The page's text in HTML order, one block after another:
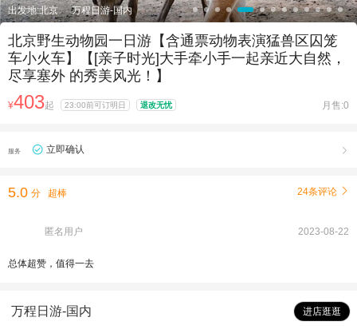
出发地:北京 万程日游-国内
北京野生动物园一日游【含通票动物表演猛兽区囚笼
车小火车】【[亲子时光]大手牵小手一起亲近大自然，
尽享塞外 的秀美风光！】
¥403起 23:00前可订明日 退改无忧 月售:0
服务 立即确认 
5.0 分 超棒 24条评论 
匿名用户 2023-08-22
总体超赞，值得一去
万程日游-国内 进店逛逛